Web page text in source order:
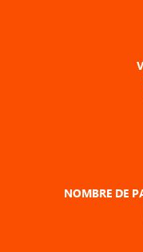
NOMBRE DE